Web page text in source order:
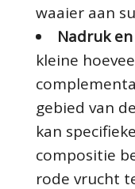
waaier aan
Nadruk en
kleine
gebied van
kan
compositie
rode vrucht